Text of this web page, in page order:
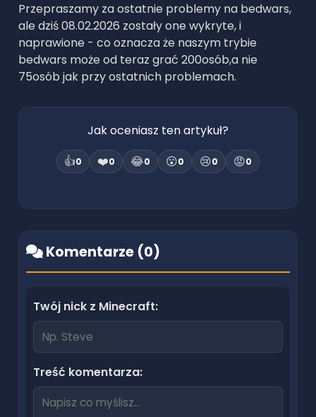
Przepraszamy za ostatnie problemy na bedwars,
ale dziś 08.02.2026 zostały one wykryte, i
naprawione - co oznacza że naszym trybie
bedwars może od teraz grać 200osób,a nie
75osób jak przy ostatnich problemach.
Jak oceniasz ten artykuł?
👍0 ❤️0 😂0 😮0 😢0 😡0
Komentarze (0)
Twój nick z Minecraft:
Treść komentarza: